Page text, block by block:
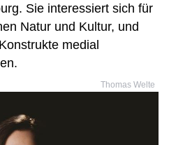
Sie interessiert sich für
Natur und Kultur, und
medial
Thomas Welte